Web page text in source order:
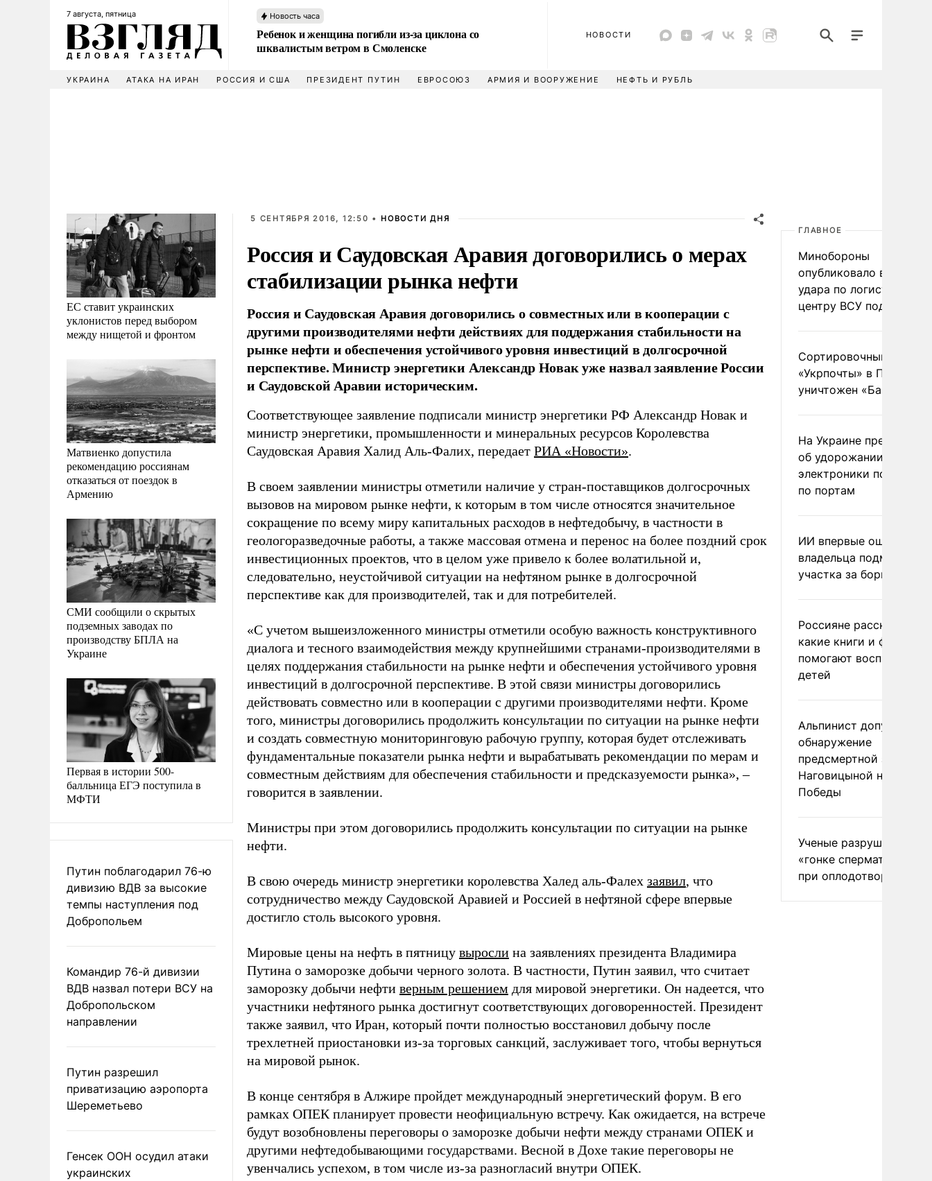
7 августа, пятница Новость часа
Ребенок и женщина погибли из-за циклона со
шквалистым ветром в Смоленске
НОВОСТИ
УКРАИНА АТАКА НА ИРАН РОССИЯ И США ПРЕЗИДЕНТ ПУТИН ЕВРОСОЮЗ АРМИЯ И ВООРУЖЕНИЕ НЕФТЬ И РУБЛЬ
ЕС ставит украинских
уклонистов перед выбором
между нищетой и фронтом
Матвиенко допустила
рекомендацию россиянам
отказаться от поездок в
Армению
СМИ сообщили о скрытых
подземных заводах по
производству БПЛА на
Украине
Первая в истории 500-
балльница ЕГЭ поступила в
МФТИ
Путин поблагодарил 76-ю
дивизию ВДВ за высокие
темпы наступления под
Добропольем
Командир 76-й дивизии
ВДВ назвал потери ВСУ на
Добропольском
направлении
Путин разрешил
приватизацию аэропорта
Шереметьево
Генсек ООН осудил атаки
украинских
5 СЕНТЯБРЯ 2016, 12:50 • НОВОСТИ ДНЯ
Россия и Саудовская Аравия договорились о мерах
стабилизации рынка нефти
Россия и Саудовская Аравия договорились о совместных или в кооперации с
другими производителями нефти действиях для поддержания стабильности на
рынке нефти и обеспечения устойчивого уровня инвестиций в долгосрочной
перспективе. Министр энергетики Александр Новак уже назвал заявление России
и Саудовской Аравии историческим.
Соответствующее заявление подписали министр энергетики РФ Александр Новак и
министр энергетики, промышленности и минеральных ресурсов Королевства
Саудовская Аравия Халид Аль-Фалих, передает РИА «Новости».
В своем заявлении министры отметили наличие у стран-поставщиков долгосрочных
вызовов на мировом рынке нефти, к которым в том числе относятся значительное
сокращение по всему миру капитальных расходов в нефтедобычу, в частности в
геологоразведочные работы, а также массовая отмена и перенос на более поздний срок
инвестиционных проектов, что в целом уже привело к более волатильной и,
следовательно, неустойчивой ситуации на нефтяном рынке в долгосрочной
перспективе как для производителей, так и для потребителей.
«С учетом вышеизложенного министры отметили особую важность конструктивного
диалога и тесного взаимодействия между крупнейшими странами-производителями в
целях поддержания стабильности на рынке нефти и обеспечения устойчивого уровня
инвестиций в долгосрочной перспективе. В этой связи министры договорились
действовать совместно или в кооперации с другими производителями нефти. Кроме
того, министры договорились продолжить консультации по ситуации на рынке нефти
и создать совместную мониторинговую рабочую группу, которая будет отслеживать
фундаментальные показатели рынка нефти и вырабатывать рекомендации по мерам и
совместным действиям для обеспечения стабильности и предсказуемости рынка», –
говорится в заявлении.
Министры при этом договорились продолжить консультации по ситуации на рынке
нефти.
В свою очередь министр энергетики королевства Халед аль-Фалех заявил, что
сотрудничество между Саудовской Аравией и Россией в нефтяной сфере впервые
достигло столь высокого уровня.
Мировые цены на нефть в пятницу выросли на заявлениях президента Владимира
Путина о заморозке добычи черного золота. В частности, Путин заявил, что считает
заморозку добычи нефти верным решением для мировой энергетики. Он надеется, что
участники нефтяного рынка достигнут соответствующих договоренностей. Президент
также заявил, что Иран, который почти полностью восстановил добычу после
трехлетней приостановки из-за торговых санкций, заслуживает того, чтобы вернуться
на мировой рынок.
В конце сентября в Алжире пройдет международный энергетический форум. В его
рамках ОПЕК планирует провести неофициальную встречу. Как ожидается, на встрече
будут возобновлены переговоры о заморозке добычи нефти между странами ОПЕК и
другими нефтедобывающими государствами. Весной в Дохе такие переговоры не
увенчались успехом, в том числе из-за разногласий внутри ОПЕК.
ГЛАВНОЕ
Минобороны
опубликовало видео
удара по
центру ВСУ под Киевом
Сортировочный пункт
«Укрпочты» в
уничтожен
На Украине
об удорожании
электроники после
по портам
ИИ впервые
владельца
участка за борщевик
Россияне рассказали,
какие книги и фильмы
помогают воспитывать
детей
Альпинист допустил
обнаружение
предсмертной записки
Наговицыной на пике
Победы
Ученые разрушили миф
«гонке
при оплодотворении